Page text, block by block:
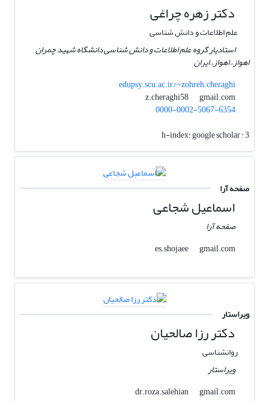
دکتر زهره چراغی
علم اطلاعات و دانش شناسی
استادیار گروه علم اطلاعات و دانش شناسی دانشگاه شهید چمران
اهواز، اهواز، ایران
edupsy.scu.ac.ir/~zohreh.cheraghi
z.cheraghi58
gmail.com
0000-0002-5067-6354
h-index:google scholar : 3
صفحه آرا
اسماعیل شجاعی
صفحه آرا
es.shojaee
gmail.com
ویراستار
دکتر رزا صالحیان
روانشناسی
ویراستار
dr.roza.salehian
gmail.com